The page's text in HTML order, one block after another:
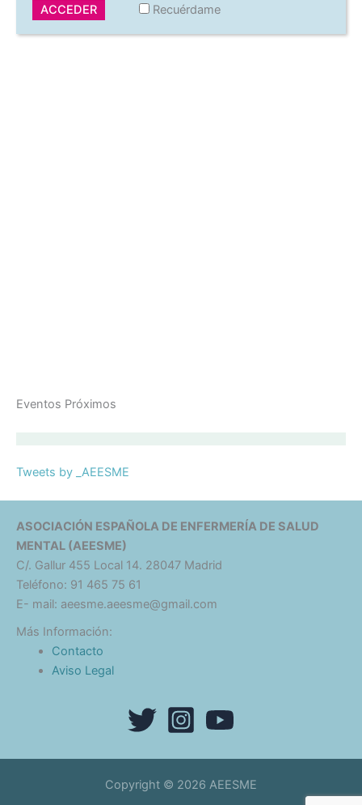
Recuérdame
Eventos Próximos
Tweets by _AEESME
ASOCIACIÓN ESPAÑOLA DE ENFERMERÍA DE SALUD
MENTAL (AEESME)
C/. Gallur 455 Local 14. 28047 Madrid
Teléfono: 91 465 75 61
E- mail: aeesme.aeesme@gmail.com
Más Información:
Contacto
Aviso Legal
Copyright © 2026 AEESME